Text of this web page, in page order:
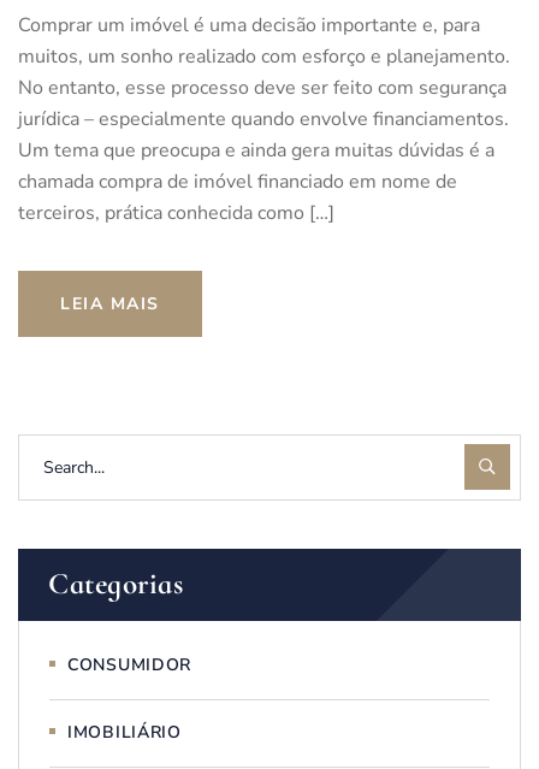
Comprar um imóvel é uma decisão importante e, para
muitos, um sonho realizado com esforço e planejamento.
No entanto, esse processo deve ser feito com segurança
jurídica – especialmente quando envolve financiamentos.
Um tema que preocupa e ainda gera muitas dúvidas é a
chamada compra de imóvel financiado em nome de
terceiros, prática conhecida como […]
LEIA MAIS
Categorias
CONSUMIDOR
IMOBILIÁRIO